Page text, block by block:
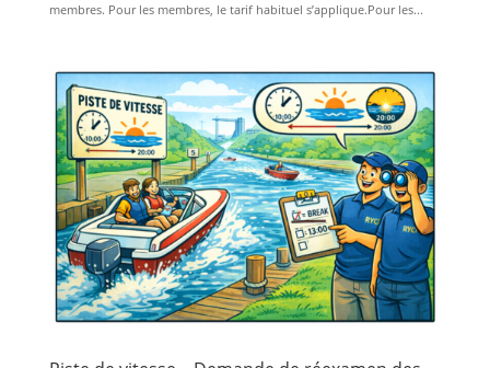
membres. Pour les membres, le tarif habituel s’applique.Pour les...